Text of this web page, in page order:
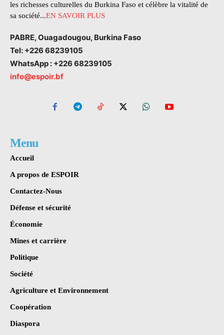
les richesses culturelles du Burkina Faso et célèbre la vitalité de
sa société...EN SAVOIR PLUS
PABRE, Ouagadougou, Burkina Faso
Tel: +226 68239105
WhatsApp : +226 68239105
info@espoir.bf
Menu
Accueil
A propos de ESPOIR
Contactez-Nous
Défense et sécurité
Économie
Mines et carrière
Politique
Société
Agriculture et Environnement
Coopération
Diaspora